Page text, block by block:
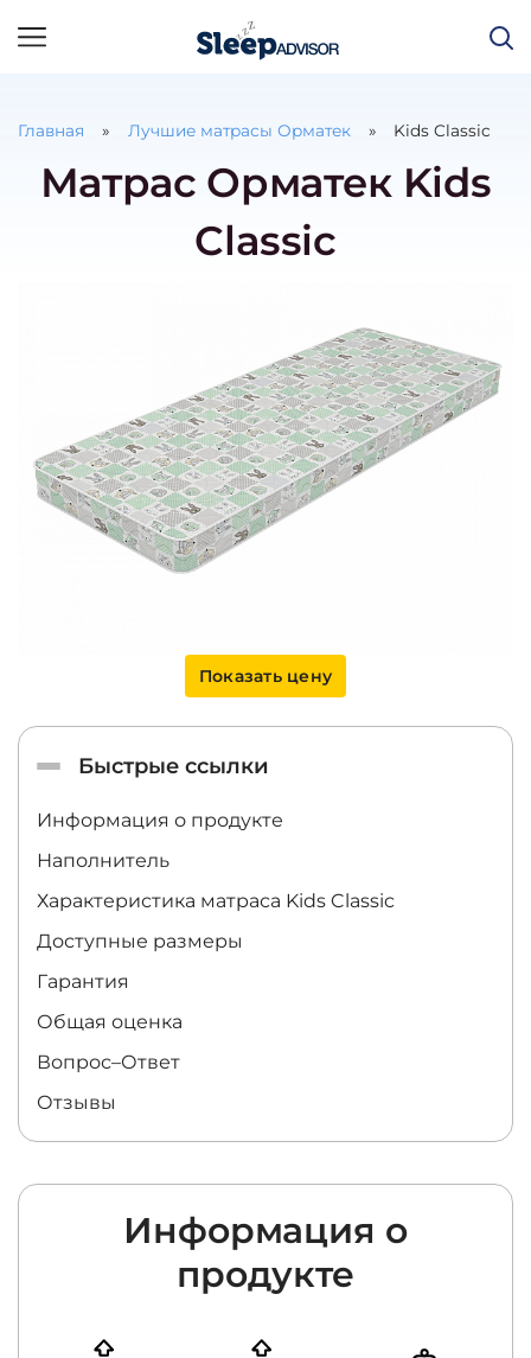
Главная Лучшие матрасы Орматек Kids Classic
Матрас Орматек Kids
Classic
Показать цену
Быстрые ссылки
Информация о продукте
Наполнитель
Характеристика матраса Kids Classic
Доступные размеры
Гарантия
Общая оценка
Вопрос–Ответ
Отзывы
Информация о
продукте